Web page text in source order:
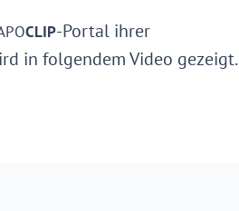
CLIP-Portal ihrer
in folgendem Video gezeigt.